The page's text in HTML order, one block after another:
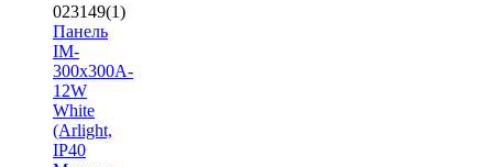
023149(1)
Панель
IM-
300x300A-
12W
White
(Arlight,
IP40